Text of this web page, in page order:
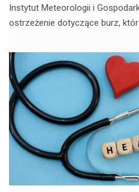
Instytut Meteorologii i
ostrzeżenie dotyczące burz,